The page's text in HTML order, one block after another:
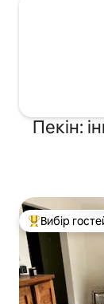
Пекін:
Топ вибір
Вибір